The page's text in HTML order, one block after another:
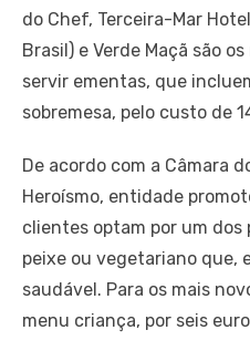
do Chef, Terceira-Mar
Brasil) e Verde Maçã são
servir ementas, que
sobremesa, pelo custo de
De acordo com a Câmara
Heroísmo, entidade
clientes optam por um dos
peixe ou vegetariano que,
saudável. Para os mais
menu criança, por seis